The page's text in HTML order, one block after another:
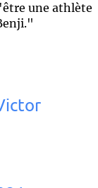
une athlète